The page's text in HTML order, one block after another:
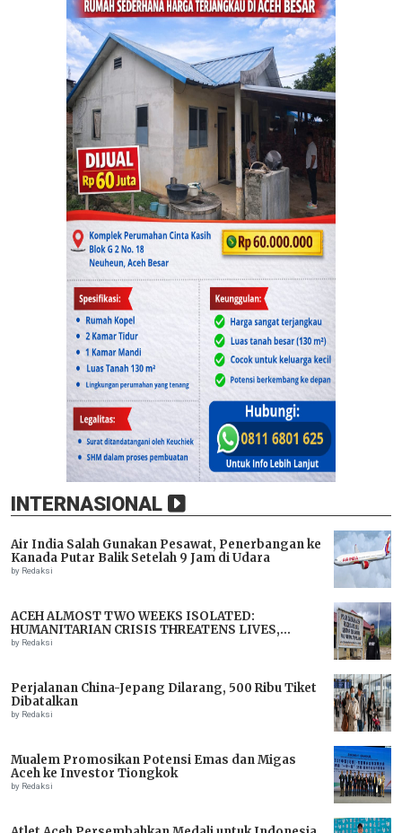
INTERNASIONAL
Air India Salah Gunakan Pesawat, Penerbangan ke
Kanada Putar Balik Setelah 9 Jam di Udara
by Redaksi
ACEH ALMOST TWO WEEKS ISOLATED:
HUMANITARIAN CRISIS THREATENS LIVES,
IMMEDIATE ASSISTANCE URGENTLY NEEDED
by Redaksi
Perjalanan China-Jepang Dilarang, 500 Ribu Tiket
Dibatalkan
by Redaksi
Mualem Promosikan Potensi Emas dan Migas
Aceh ke Investor Tiongkok
by Redaksi